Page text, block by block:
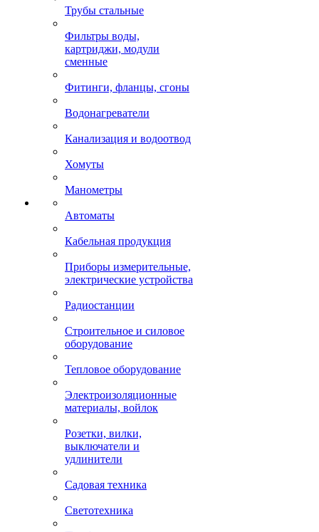
Трубы стальные
Фильтры воды,
картриджи, модули
сменные
Фитинги, фланцы, сгоны
Водонагреватели
Канализация и водоотвод
Хомуты
Манометры
Автоматы
Кабельная продукция
Приборы измерительные,
электрические устройства
Радиостанции
Строительное и силовое
оборудование
Тепловое оборудование
Электроизоляционные
материалы, войлок
Розетки, вилки,
выключатели и
удлинители
Садовая техника
Светотехника